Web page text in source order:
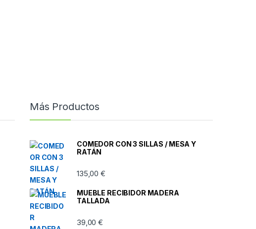
Más Productos
COMEDOR CON 3 SILLAS / MESA Y
RATÁN
135,00€
MUEBLE RECIBIDOR MADERA
TALLADA
39,00€